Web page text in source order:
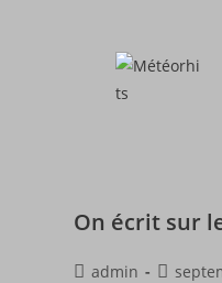
On écrit sur
admin